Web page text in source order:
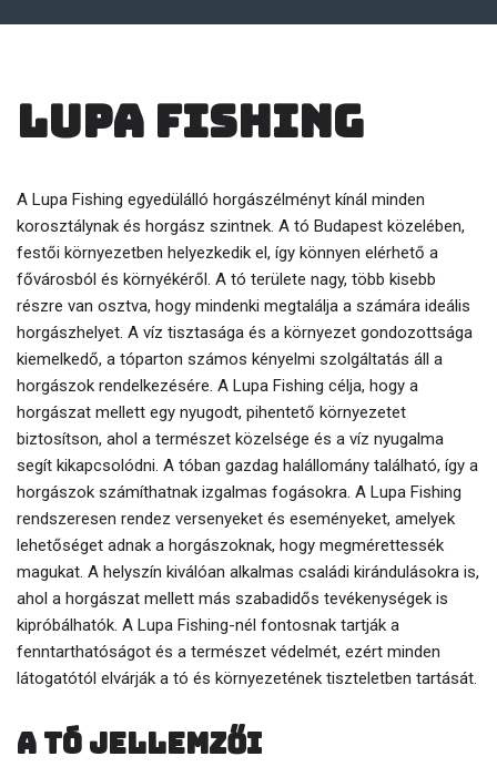
Lupa Fishing
A Lupa Fishing egyedülálló horgászélményt kínál minden
korosztálynak és horgász szintnek. A tó Budapest közelében,
festői környezetben helyezkedik el, így könnyen elérhető a
fővárosból és környékéről. A tó területe nagy, több kisebb
részre van osztva, hogy mindenki megtalálja a számára ideális
horgászhelyet. A víz tisztasága és a környezet gondozottsága
kiemelkedő, a tóparton számos kényelmi szolgáltatás áll a
horgászok rendelkezésére. A Lupa Fishing célja, hogy a
horgászat mellett egy nyugodt, pihentető környezetet
biztosítson, ahol a természet közelsége és a víz nyugalma
segít kikapcsolódni. A tóban gazdag halállomány található, így a
horgászok számíthatnak izgalmas fogásokra. A Lupa Fishing
rendszeresen rendez versenyeket és eseményeket, amelyek
lehetőséget adnak a horgászoknak, hogy megmérettessék
magukat. A helyszín kiválóan alkalmas családi kirándulásokra is,
ahol a horgászat mellett más szabadidős tevékenységek is
kipróbálhatók. A Lupa Fishing-nél fontosnak tartják a
fenntarthatóságot és a természet védelmét, ezért minden
látogatótól elvárják a tó és környezetének tiszteletben tartását.
A tó jellemzői